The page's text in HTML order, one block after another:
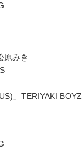
原みき
」TERIYAKI BOYZ